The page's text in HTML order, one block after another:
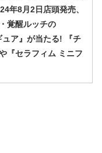
年8月2日店頭発売、
覚醒ルッチの
ュア』が当たる! 『チ
『セラフィム ミニフ